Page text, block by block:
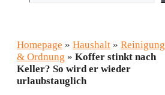
Homepage » Haushalt » Reinigung
& Ordnung » Koffer stinkt nach
Keller? So wird er wieder
urlaubstauglich